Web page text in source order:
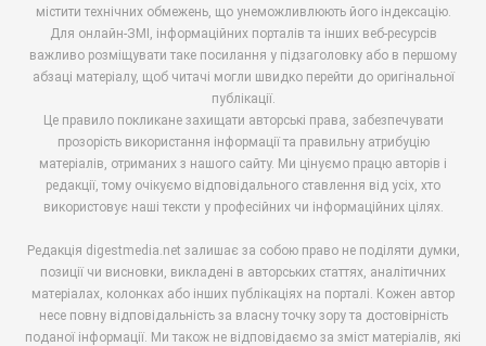
містити технічних обмежень, що унеможливлюють його індексацію.
Для онлайн-ЗМІ, інформаційних порталів та інших веб-ресурсів
важливо розміщувати таке посилання у підзаголовку або в першому
абзаці матеріалу, щоб читачі могли швидко перейти до оригінальної
публікації.
Це правило покликане захищати авторські права, забезпечувати
прозорість використання інформації та правильну атрибуцію
матеріалів, отриманих з нашого сайту. Ми цінуємо працю авторів і
редакції, тому очікуємо відповідального ставлення від усіх, хто
використовує наші тексти у професійних чи інформаційних цілях.
Редакція digestmedia.net залишає за собою право не поділяти думки,
позиції чи висновки, викладені в авторських статтях, аналітичних
матеріалах, колонках або інших публікаціях на порталі. Кожен автор
несе повну відповідальність за власну точку зору та достовірність
поданої інформації. Ми також не відповідаємо за зміст матеріалів, які